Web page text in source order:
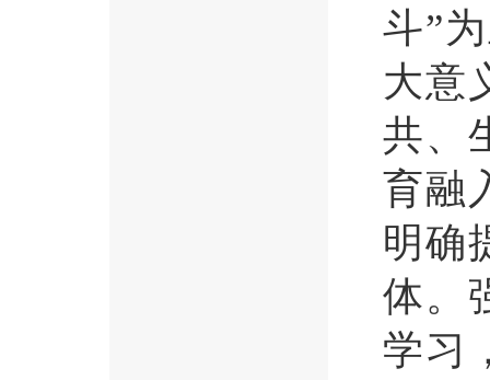
斗”
大意
共、
育融
明确
体。
学习